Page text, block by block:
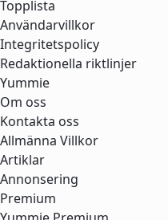
Topplista
Användarvillkor
Integritetspolicy
Redaktionella riktlinjer
Yummie
Om oss
Kontakta oss
Allmänna Villkor
Artiklar
Annonsering
Premium